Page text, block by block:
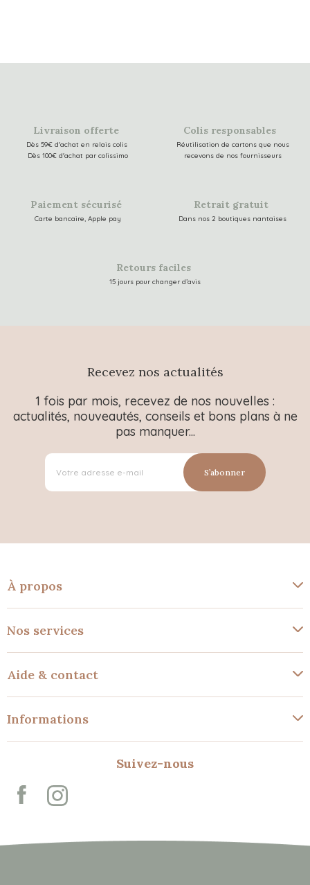
Livraison offerte
Dès 59€ d'achat en relais colis
Dès 100€ d'achat par colissimo
Colis responsables
Réutilisation de cartons que nous
recevons de nos fournisseurs
Paiement sécurisé
Carte bancaire, Apple pay
Retrait gratuit
Dans nos 2 boutiques nantaises
Retours faciles
15 jours pour changer d’avis
Recevez nos actualités
1 fois par mois, recevez de nos nouvelles :
actualités, nouveautés, conseils et bons plans à ne
pas manquer...
S’abonner
À propos
Nos services
Aide & contact
Informations
Suivez-nous